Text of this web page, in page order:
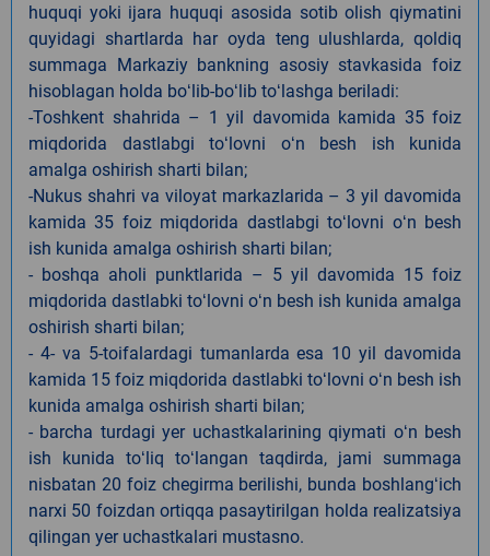
huquqi yoki ijara huquqi asosida sotib olish qiymatini
quyidagi shartlarda har oyda teng ulushlarda, qoldiq
summaga Markaziy bankning asosiy stavkasida foiz
hisoblagan holda boʻlib-boʻlib toʻlashga beriladi:
-Toshkent shahrida – 1 yil davomida kamida 35 foiz
miqdorida dastlabgi toʻlovni oʻn besh ish kunida
amalga oshirish sharti bilan;
-Nukus shahri va viloyat markazlarida – 3 yil davomida
kamida 35 foiz miqdorida dastlabgi toʻlovni oʻn besh
ish kunida amalga oshirish sharti bilan;
- boshqa aholi punktlarida – 5 yil davomida 15 foiz
miqdorida dastlabki toʻlovni oʻn besh ish kunida amalga
oshirish sharti bilan;
- 4- va 5-toifalardagi tumanlarda esa 10 yil davomida
kamida 15 foiz miqdorida dastlabki toʻlovni oʻn besh ish
kunida amalga oshirish sharti bilan;
- barcha turdagi yer uchastkalarining qiymati oʻn besh
ish kunida toʻliq toʻlangan taqdirda, jami summaga
nisbatan 20 foiz chegirma berilishi, bunda boshlangʻich
narxi 50 foizdan ortiqqa pasaytirilgan holda realizatsiya
qilingan yer uchastkalari mustasno.